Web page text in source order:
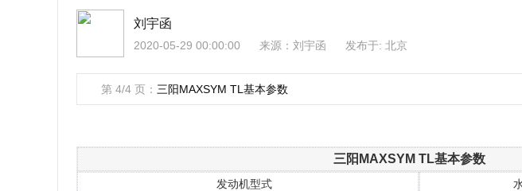
刘宇函
2020-05-29 00:00:00 来源： 刘宇函 发布于: 北京
第 4/4 页： 三阳MAXSYM TL基本参数
三阳MAXSYM TL基本参数
发动机型式